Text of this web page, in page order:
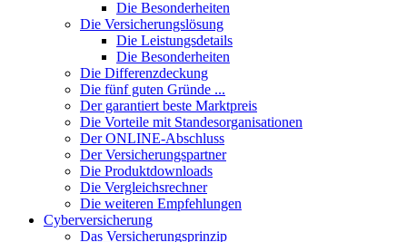
Die Besonderheiten
Die Versicherungslösung
Die Leistungsdetails
Die Besonderheiten
Die Differenzdeckung
Die fünf guten Gründe ...
Der garantiert beste Marktpreis
Die Vorteile mit Standesorganisationen
Der ONLINE-Abschluss
Der Versicherungspartner
Die Produktdownloads
Die Vergleichsrechner
Die weiteren Empfehlungen
Cyberversicherung
Das Versicherungsprinzip